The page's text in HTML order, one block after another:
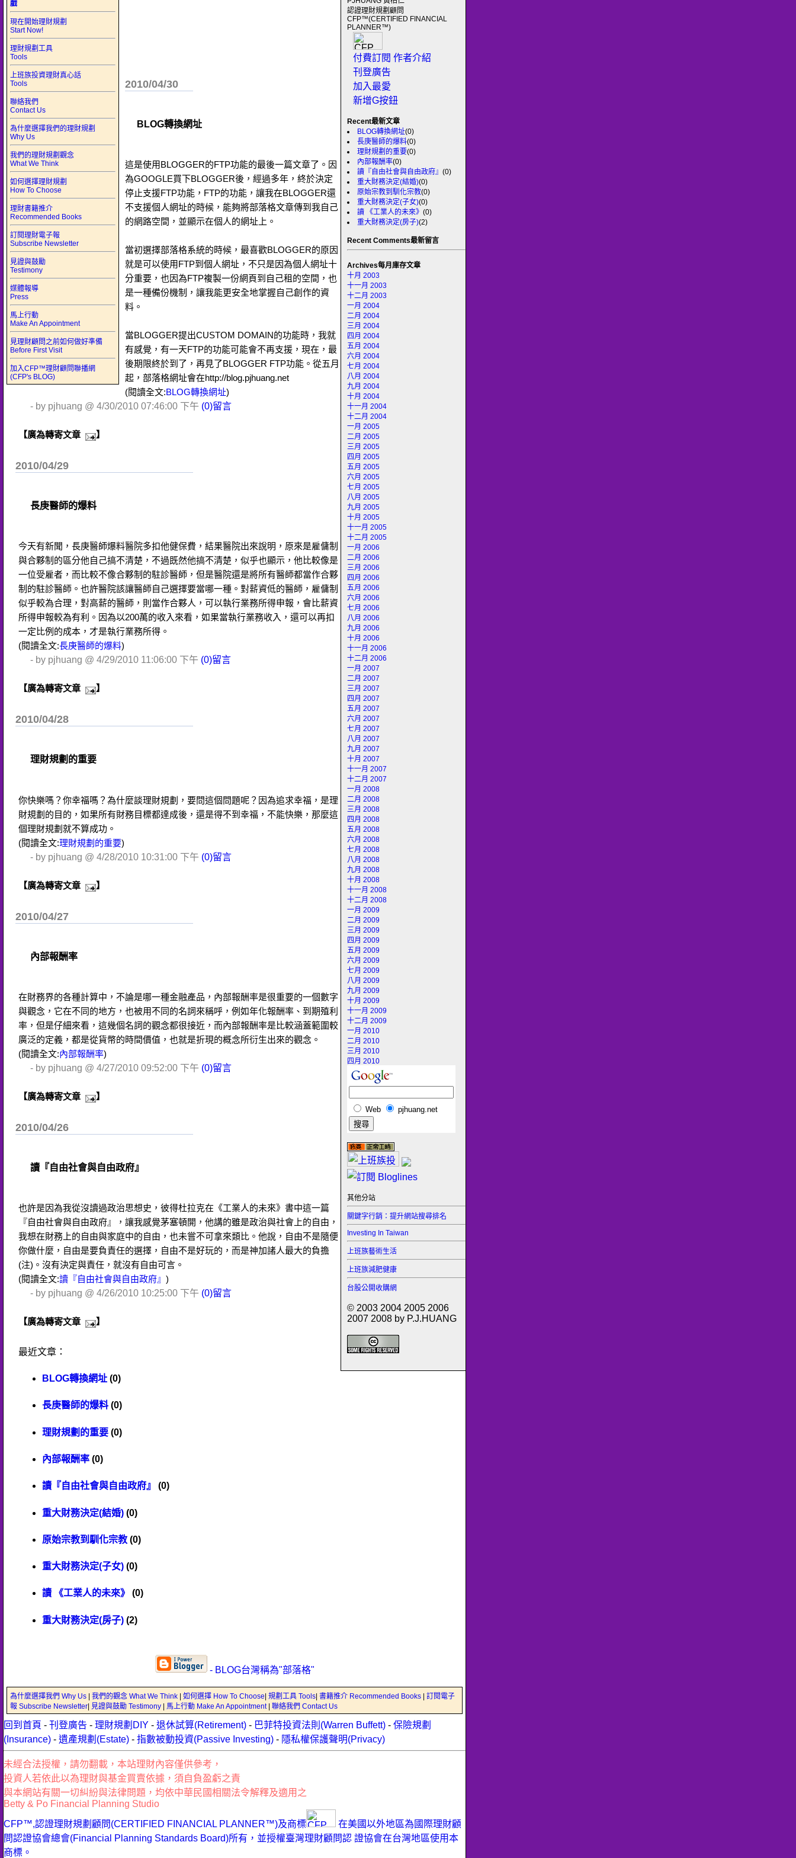
認證理財規劃顧問
CFP™(CERTIFIED FINANCIAL
PLANNER™)
付費訂閱 作者介紹
刊登廣告
加入最愛
新增G按鈕
Recent最新文章
BLOG轉換網址(0)
長庚醫師的爆料(0)
理財規劃的重要(0)
內部報酬率(0)
讀『自由社會與自由政府』 (0)
重大財務決定(結婚)(0)
原始宗教到馴化宗教(0)
重大財務決定(子女)(0)
讀 《工業人的未來》 (0)
重大財務決定(房子)(2)
Recent Comments最新留言
Archives每月庫存文章
十月 2003
十一月 2003
十二月 2003
一月 2004
二月 2004
三月 2004
四月 2004
五月 2004
六月 2004
七月 2004
八月 2004
九月 2004
十月 2004
十一月 2004
十二月 2004
一月 2005
二月 2005
三月 2005
四月 2005
五月 2005
六月 2005
七月 2005
八月 2005
九月 2005
十月 2005
十一月 2005
十二月 2005
一月 2006
二月 2006
三月 2006
四月 2006
五月 2006
六月 2006
七月 2006
八月 2006
九月 2006
十月 2006
十一月 2006
十二月 2006
一月 2007
二月 2007
三月 2007
四月 2007
五月 2007
六月 2007
七月 2007
八月 2007
九月 2007
十月 2007
十一月 2007
十二月 2007
一月 2008
二月 2008
三月 2008
四月 2008
五月 2008
六月 2008
七月 2008
八月 2008
九月 2008
十月 2008
十一月 2008
十二月 2008
一月 2009
二月 2009
三月 2009
四月 2009
五月 2009
六月 2009
七月 2009
八月 2009
九月 2009
十月 2009
十一月 2009
十二月 2009
一月 2010
二月 2010
三月 2010
四月 2010
Web pjhuang.net
其他分站
關鍵字行銷：提升網站搜尋排名
Investing In Taiwan
上班族藝術生活
上班族減肥健康
台股公開收購網
© 2003 2004 2005 2006
2007 2008 by P.J.HUANG
戲
現在開始理財規劃
Start Now!
理財規劃工具
Tools
上班族投資理財真心話
Tools
聯絡我們
Contact Us
為什麼選擇我們的理財規劃
Why Us
我們的理財規劃觀念
What We Think
如何選擇理財規劃
How To Choose
理財書籍推介
Recommended Books
訂閱理財電子報
Subscribe Newsletter
見證與鼓勵
Testimony
媒體報導
Press
馬上行動
Make An Appointment
見理財顧問之前如何做好準備
Before First Visit
加入CFP™理財顧問聯播網
(CFP's BLOG)
2010/04/30
BLOG轉換網址
這是使用BLOGGER的FTP功能的最後一篇文章了。因
為GOOGLE買下BLOGGER後，經過多年，終於決定
停止支援FTP功能，FTP的功能，讓我在BLOGGER還
不支援個人網址的時候，能夠將部落格文章傳到我自己
的網路空間，並顯示在個人的網址上。
當初選擇部落格系統的時候，最喜歡BLOGGER的原因
就是可以使用FTP到個人網址，不只是因為個人網址十
分重要，也因為FTP複製一份網頁到自己租的空間，也
是一種備份機制，讓我能更安全地掌握自己創作的資
料。
當BLOGGER提出CUSTOM DOMAIN的功能時，我就
有感覺，有一天FTP的功能可能會不再支援，現在，最
後期限終於到了，再見了BLOGGER FTP功能。從五月
起，部落格網址會在http://blog.pjhuang.net
(閱讀全文:BLOG轉換網址)
- by pjhuang @ 4/30/2010 07:46:00 下午 (0)留言
【廣為轉寄文章 】
2010/04/29
長庚醫師的爆料
今天有新聞，長庚醫師爆料醫院多扣他健保費，結果醫院出來說明，原來是雇傭制
與合夥制的區分他自己搞不清楚，不過既然他搞不清楚，似乎也顯示，他比較像是
一位受雇者，而比較不像合夥制的駐診醫師，但是醫院還是將所有醫師都當作合夥
制的駐診醫師。也許醫院該讓醫師自己選擇要當哪一種。對薪資低的醫師，雇傭制
似乎較為合理，對高薪的醫師，則當作合夥人，可以執行業務所得申報，會比薪資
所得申報較為有利。因為以200萬的收入來看，如果當執行業務收入，還可以再扣
一定比例的成本，才是執行業務所得。
(閱讀全文:長庚醫師的爆料)
- by pjhuang @ 4/29/2010 11:06:00 下午 (0)留言
【廣為轉寄文章 】
2010/04/28
理財規劃的重要
你快樂嗎？你幸福嗎？為什麼談理財規劃，要問這個問題呢？因為追求幸福，是理
財規劃的目的，如果所有財務目標都達成後，還是得不到幸福，不能快樂，那麼這
個理財規劃就不算成功。
(閱讀全文:理財規劃的重要)
- by pjhuang @ 4/28/2010 10:31:00 下午 (0)留言
【廣為轉寄文章 】
2010/04/27
內部報酬率
在財務界的各種計算中，不論是哪一種金融產品，內部報酬率是很重要的一個數字
與觀念，它在不同的地方，也被用不同的名詞來稱呼，例如年化報酬率、到期殖利
率，但是仔細來看，這幾個名詞的觀念都很接近，而內部報酬率是比較涵蓋範圍較
廣泛的定義，都是從貨幣的時間價值，也就是折現的概念所衍生出來的觀念。
(閱讀全文:內部報酬率)
- by pjhuang @ 4/27/2010 09:52:00 下午 (0)留言
【廣為轉寄文章 】
2010/04/26
讀『自由社會與自由政府』
也許是因為我從沒讀過政治思想史，彼得杜拉克在《工業人的未來》書中這一篇
『自由社會與自由政府』，讓我感覺茅塞頓開，他講的雖是政治與社會上的自由，
我想在財務上的自由與家庭中的自由，也未嘗不可拿來類比。他說，自由不是隨便
你做什麼，自由是要負責任的選擇，自由不是好玩的，而是神加諸人最大的負擔
(注)。沒有決定與責任，就沒有自由可言。
(閱讀全文:讀『自由社會與自由政府』 )
- by pjhuang @ 4/26/2010 10:25:00 下午 (0)留言
【廣為轉寄文章 】
最近文章：
BLOG轉換網址 (0)
長庚醫師的爆料 (0)
理財規劃的重要 (0)
內部報酬率 (0)
讀『自由社會與自由政府』 (0)
重大財務決定(結婚) (0)
原始宗教到馴化宗教 (0)
重大財務決定(子女) (0)
讀 《工業人的未來》 (0)
重大財務決定(房子) (2)
- BLOG台灣稱為"部落格"
為什麼選擇我們 Why Us | 我們的觀念 What We Think | 如何選擇 How To Choose| 規劃工具 Tools| 書籍推介 Recommended Books | 訂閱電子
報 Subscribe Newsletter| 見證與鼓勵 Testimony | 馬上行動 Make An Appointment | 聯絡我們 Contact Us
回到首頁 - 刊登廣告 - 理財規劃DIY - 退休試算(Retirement) - 巴菲特投資法則(Warren Buffett) - 保險規劃
(Insurance) - 遺產規劃(Estate) - 指數被動投資(Passive Investing) - 隱私權保護聲明(Privacy)
未經合法授權，請勿翻載，本站理財內容僅供參考，
投資人若依此以為理財與基金買賣依據，須自負盈虧之責
與本網站有關一切糾紛與法律問題，均依中華民國相關法令解釋及適用之
Betty & Po Financial Planning Studio
CFP™,認證理財規劃顧問(CERTIFIED FINANCIAL PLANNER™)及商標
在美國以外地區為國際理財顧
問認證協會總會(Financial Planning Standards Board)所有，並授權臺灣理財顧問認 證協會在台灣地區使用本
商標。